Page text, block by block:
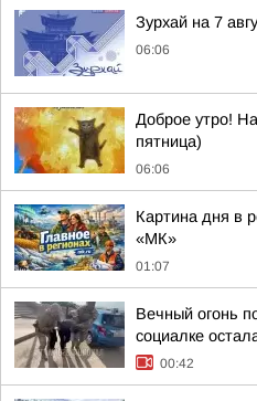
Зурхай на 7
06:06
Доброе утро!
пятница)
06:06
Картина дня в
«МК»
01:07
Вечный огонь
социалке
00:42